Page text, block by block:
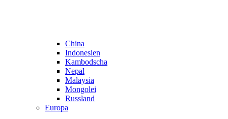
China
Indonesien
Kambodscha
Nepal
Malaysia
Mongolei
Russland
Europa